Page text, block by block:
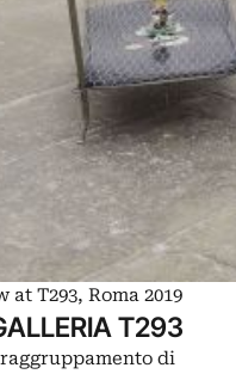
T293, Roma 2019
T293
di